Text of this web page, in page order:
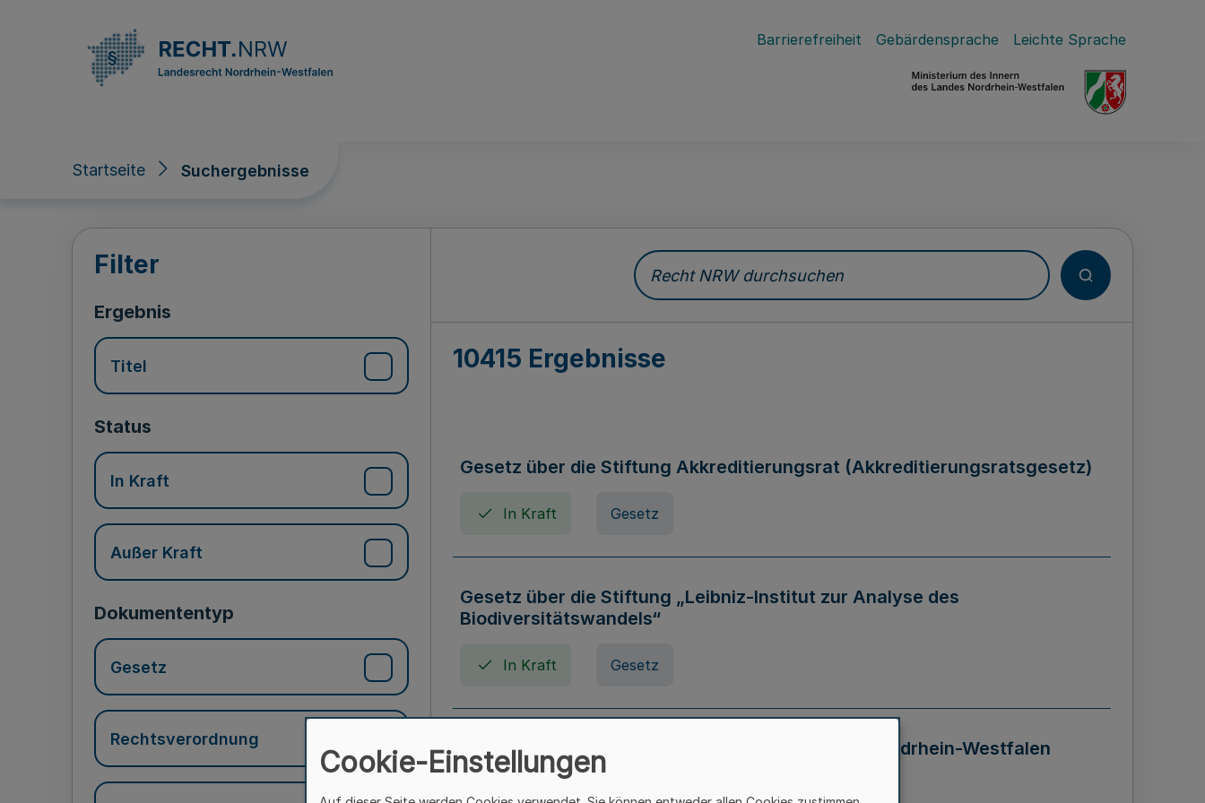
Barrierefreiheit Gebärdensprache Leichte Sprache
Startseite Suchergebnisse
Suchergebnisse
Filter
Ergebnis
Titel
Status
In Kraft
Außer Kraft
Dokumententyp
Gesetz
Rechtsverordnung
Recht NRW durchsuchen
10415 Ergebnisse
Gesetz über die Stiftung Akkreditierungsrat (Akkreditierungsratsgesetz)
In Kraft Gesetz
Gesetz über die Stiftung „Leibniz-Institut zur Analyse des
Biodiversitätswandels“
In Kraft Gesetz
Gesetz über die Kunsthochschulen des Landes Nordrhein-Westfalen
(Kunsthochschulgesetz - KunstHG)
Cookie-Einstellungen